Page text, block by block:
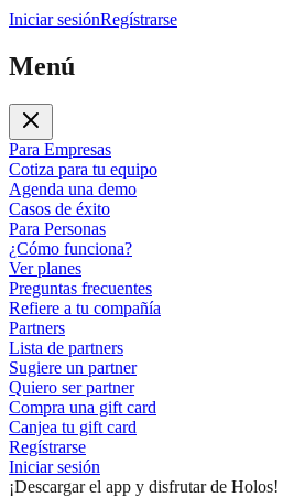
Iniciar sesiónRegístrarse
Menú
Para Empresas
Cotiza para tu equipo
Agenda una demo
Casos de éxito
Para Personas
¿Cómo funciona?
Ver planes
Preguntas frecuentes
Refiere a tu compañía
Partners
Lista de partners
Sugiere un partner
Quiero ser partner
Compra una gift card
Canjea tu gift card
Regístrarse
Iniciar sesión
¡Descargar el app y disfrutar de Holos!